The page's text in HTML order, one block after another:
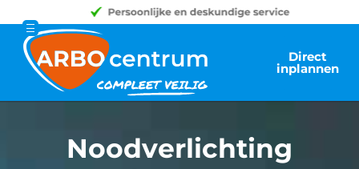
Direct
inplannen
Noodverlichting